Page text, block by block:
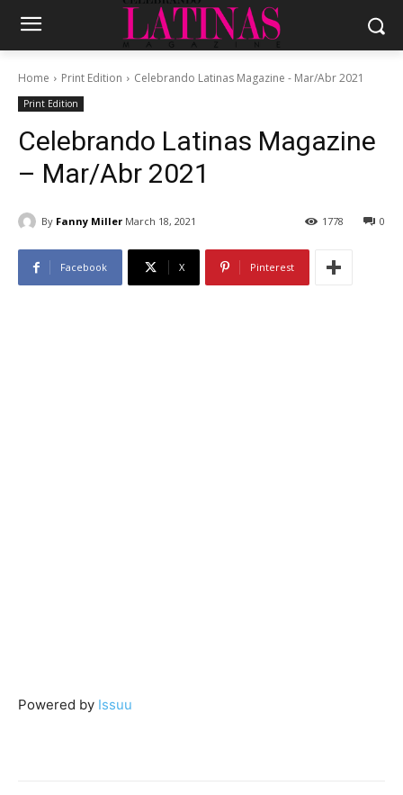
Home Print Edition Celebrando Latinas Magazine - Mar/Abr 2021
Print Edition
Celebrando Latinas Magazine
– Mar/Abr 2021
By Fanny Miller March 18, 2021 0
1778
Facebook X Pinterest
Powered by Issuu